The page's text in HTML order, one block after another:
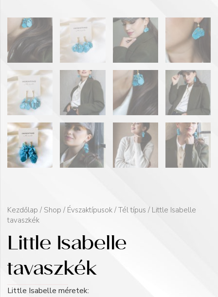
Kezdőlap / Shop / Évszaktípusok / Tél típus / Little Isabelle
tavaszkék
Little Isabelle
tavaszkék
Little Isabelle méretek: